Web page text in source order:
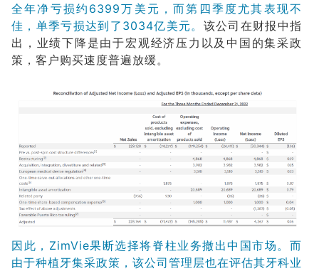
全年净亏损约6399万美元，而第四季度尤其表现不
佳，单季亏损达到了3034亿美元。 该公司在财报中指
出，业绩下降是由于宏观经济压力以及中国的集采政
策，客户购买速度普遍放缓。
因此，ZimVie果断选择将脊柱业务撤出中国市场。而
由于种植牙集采政策，该公司管理层也在评估其牙科业